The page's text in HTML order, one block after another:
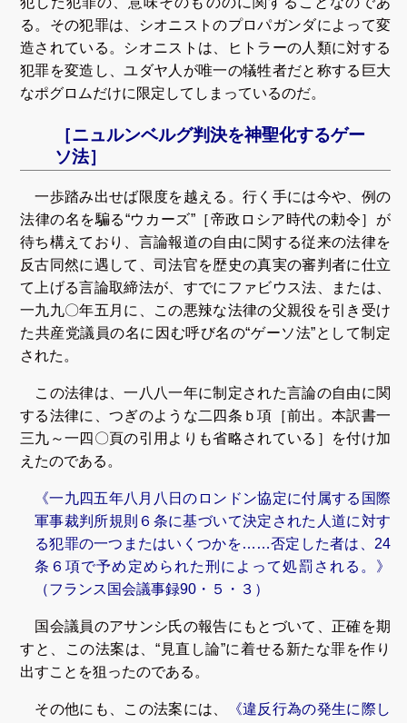
る。その犯罪は、シオニストのプロパガンダによって変
造されている。シオニストは、ヒトラーの人類に対する
犯罪を変造し、ユダヤ人が唯一の犠牲者だと称する巨大
なポグロムだけに限定してしまっているのだ。
［ニュルンベルグ判決を神聖化するゲー
ソ法］
一歩踏み出せば限度を越える。行く手には今や、例の
法律の名を騙る“ウカーズ”［帝政ロシア時代の勅令］が
待ち構えており、言論報道の自由に関する従来の法律を
反古同然に遇して、司法官を歴史の真実の審判者に仕立
て上げる言論取締法が、すでにファビウス法、または、
一九九〇年五月に、この悪辣な法律の父親役を引き受け
た共産党議員の名に因む呼び名の“ゲーソ法”として制定
された。
この法律は、一八八一年に制定された言論の自由に関
する法律に、つぎのような二四条ｂ項［前出。本訳書一
三九～一四〇頁の引用よりも省略されている］を付け加
えたのである。
《一九四五年八月八日のロンドン協定に付属する国際
軍事裁判所規則６条に基づいて決定された人道に対す
る犯罪の一つまたはいくつかを……否定した者は、24
条６項で予め定められた刑によって処罰される。》
（フランス国会議事録90・５・３）
国会議員のアサンシ氏の報告にもとづいて、正確を期
すと、この法案は、“見直し論”に着せる新たな罪を作り
出すことを狙ったのである。
その他にも、この法案には、
《違反行為の発生に際し